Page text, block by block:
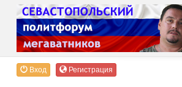
Вход Регистрация